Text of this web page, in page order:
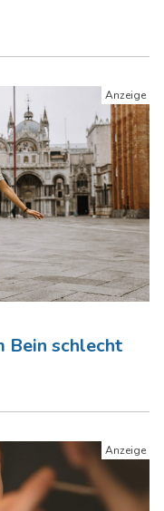
Bein schlecht